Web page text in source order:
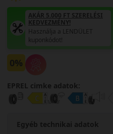
AKÁR 5.000 FT SZERELÉSI
KEDVEZMÉNY!
Használja a LENDÜLET
kuponkódot!
0%
EPREL cimke adatok:
Egyéb technikai adatok